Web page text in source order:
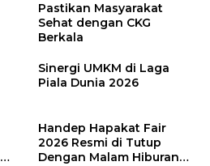
Pastikan Masyarakat
Sehat dengan CKG
Berkala
Sinergi UMKM di Laga
Piala Dunia 2026
Handep Hapakat Fair
2026 Resmi di Tutup
Dengan Malam Hiburan